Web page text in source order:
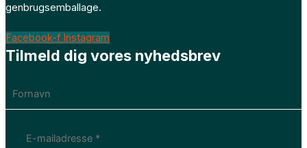
genbrugsemballage.
Facebook-f Instagram
Tilmeld dig vores nyhedsbrev